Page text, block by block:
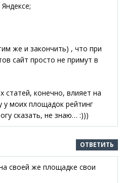
же и закончить) , что при
сайт просто не примут в
статей, конечно, влияет на
у моих площадок рейтинг
сказать, не знаю… :)))
ОТВЕТИТЬ
своей же площадке свои